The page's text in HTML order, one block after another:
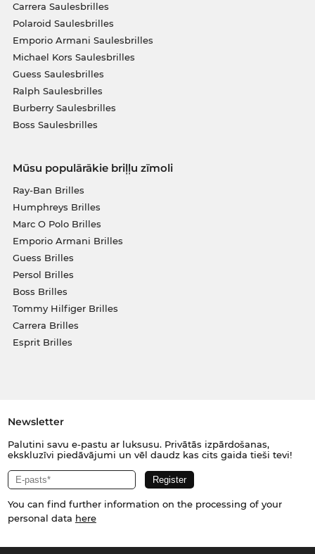
Carrera Saulesbrilles
Polaroid Saulesbrilles
Emporio Armani Saulesbrilles
Michael Kors Saulesbrilles
Guess Saulesbrilles
Ralph Saulesbrilles
Burberry Saulesbrilles
Boss Saulesbrilles
Mūsu populārākie briļļu zīmoli
Ray-Ban Brilles
Humphreys Brilles
Marc O Polo Brilles
Emporio Armani Brilles
Guess Brilles
Persol Brilles
Boss Brilles
Tommy Hilfiger Brilles
Carrera Brilles
Esprit Brilles
Newsletter
Palutini savu e-pastu ar luksusu. Privātās izpārdošanas,
ekskluzīvi piedāvājumi un vēl daudz kas cits gaida tieši tevi!
You can find further information on the processing of your
personal data here